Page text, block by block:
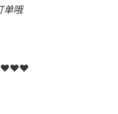
单哦
❤❤❤